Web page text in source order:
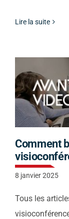
Lire la suite
Comment
8 janvier 2025
Tous les